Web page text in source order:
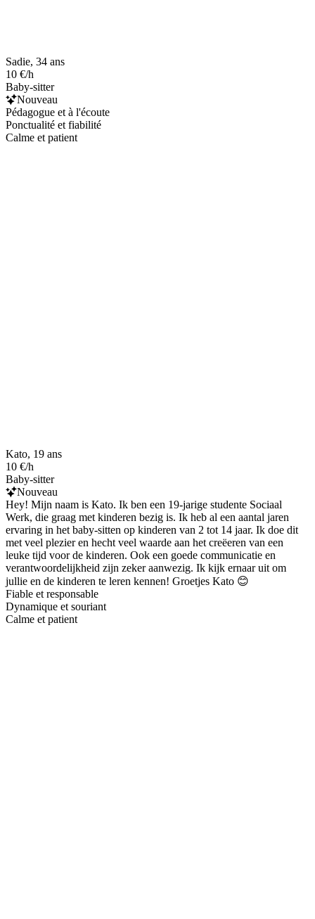
Sadie, 34 ans
10 €/h
Baby-sitter
Nouveau
Pédagogue et à l'écoute
Ponctualité et fiabilité
Calme et patient
Kato, 19 ans
10 €/h
Baby-sitter
Nouveau
Hey! Mijn naam is Kato. Ik ben een 19-jarige studente Sociaal
Werk, die graag met kinderen bezig is. Ik heb al een aantal jaren
ervaring in het baby-sitten op kinderen van 2 tot 14 jaar. Ik doe dit
met veel plezier en hecht veel waarde aan het creëeren van een
leuke tijd voor de kinderen. Ook een goede communicatie en
verantwoordelijkheid zijn zeker aanwezig. Ik kijk ernaar uit om
jullie en de kinderen te leren kennen! Groetjes Kato 😊
Fiable et responsable
Dynamique et souriant
Calme et patient